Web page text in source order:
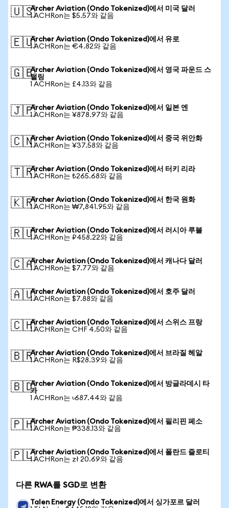
🇺🇸Archer Aviation (Ondo Tokenized)에서 미국 달러
1 ACHRon는 $5.57와 같음
🇪🇺Archer Aviation (Ondo Tokenized)에서 유로
1 ACHRon는 €4.82와 같음
🇬🇧Archer Aviation (Ondo Tokenized)에서 영국 파운드 스
털링
1 ACHRon는 £4.13와 같음
🇯🇵Archer Aviation (Ondo Tokenized)에서 일본 엔
1 ACHRon는 ¥878.97와 같음
🇨🇳Archer Aviation (Ondo Tokenized)에서 중국 위안화
1 ACHRon는 ¥37.58와 같음
🇹🇷Archer Aviation (Ondo Tokenized)에서 터키 리라
1 ACHRon는 ₺265.68와 같음
🇰🇷Archer Aviation (Ondo Tokenized)에서 한국 원화
1 ACHRon는 ₩7,841.95와 같음
🇷🇺Archer Aviation (Ondo Tokenized)에서 러시아 루블
1 ACHRon는 ₽458.22와 같음
🇨🇦Archer Aviation (Ondo Tokenized)에서 캐나다 달러
1 ACHRon는 $7.77와 같음
🇦🇺Archer Aviation (Ondo Tokenized)에서 호주 달러
1 ACHRon는 $7.88와 같음
🇨🇭Archer Aviation (Ondo Tokenized)에서 스위스 프랑
1 ACHRon는 CHF 4.50와 같음
🇧🇷Archer Aviation (Ondo Tokenized)에서 브라질 헤알
1 ACHRon는 R$28.39와 같음
🇧🇩Archer Aviation (Ondo Tokenized)에서 방글라데시 타
카
1 ACHRon는 ৳687.44와 같음
🇵🇭Archer Aviation (Ondo Tokenized)에서 필리핀 페소
1 ACHRon는 ₱338.13와 같음
🇵🇱Archer Aviation (Ondo Tokenized)에서 폴란드 즐로티
1 ACHRon는 zł 20.69와 같음
다른 RWA를 SGD로 변환
Talen Energy (Ondo Tokenized)에서 싱가포르 달러